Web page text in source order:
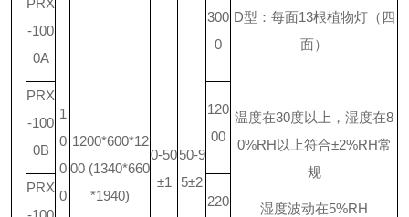
D型：每面13根植物灯（四
面）
温度在30度以上，湿度在8
0%RH以上符合±2%RH常
规
湿度波动在5%RH
PRX
-100
0A
1
0
0
0
1200*600*12
00 (1340*660
*1940)
0-50
±1
50-9
5±2
300
0
PRX
-100
0B
120
00
PRX
220